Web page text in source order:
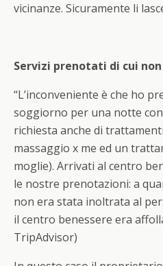
vicinanze. Sicuramente li
Servizi prenotati di cui non
“L’inconveniente è che ho
soggiorno per una notte
richiesta anche di
massaggio x me ed un
moglie). Arrivati al centro
le nostre prenotazioni: a
non era stata inoltrata al
il centro benessere era
TripAdvisor)